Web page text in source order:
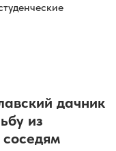
дачник
из
соседям